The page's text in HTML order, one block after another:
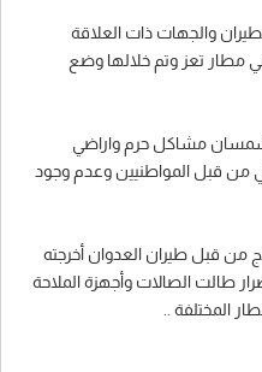
والجهات ذات العلاقة
مطار تعز وتم خلالها وضع
مشاكل حرم واراضي
من قبل المواطنيين وعدم وجود
من قبل طيران العدوان أخرجته
الفنية منذ أكتوبر 2015 بأضرار طالت الصالات وأجهزة الملاحة
المختلفة ..